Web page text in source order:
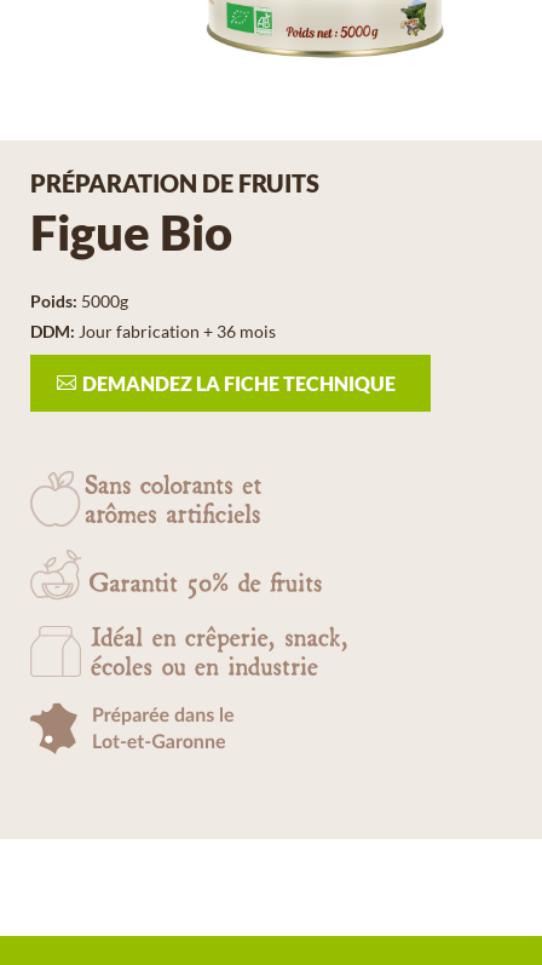
PRÉPARATION DE FRUITS
Figue Bio
Poids: 5000g
DDM: Jour fabrication + 36 mois
DEMANDEZ LA FICHE TECHNIQUE